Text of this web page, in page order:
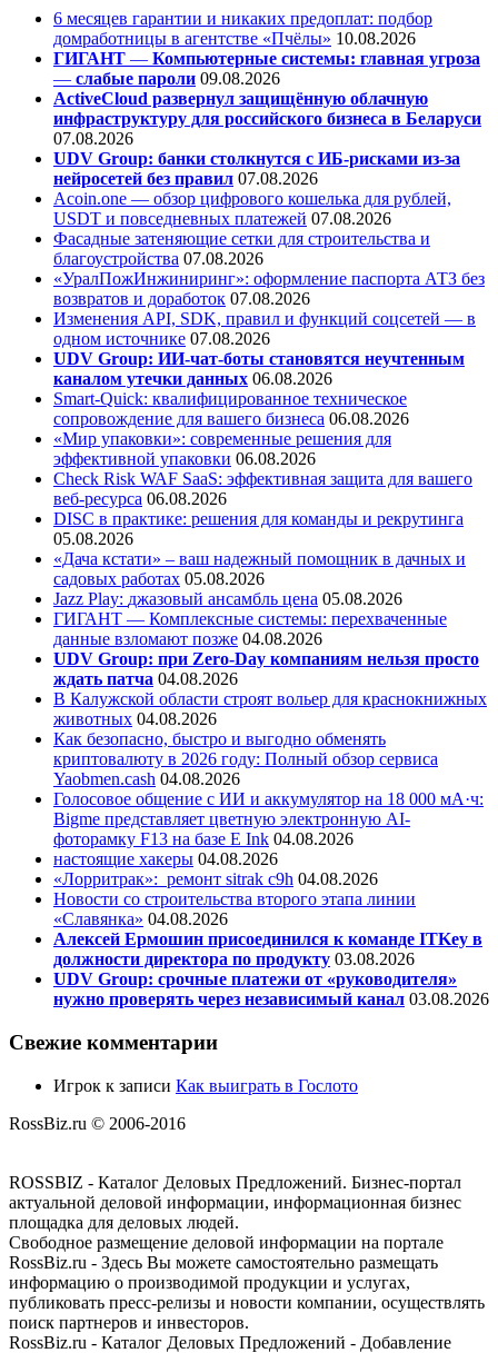
6 месяцев гарантии и никаких предоплат: подбор
домработницы в агентстве «Пчёлы» 10.08.2026
ГИГАНТ — Компьютерные системы: главная угроза
— слабые пароли 09.08.2026
ActiveCloud развернул защищённую облачную
инфраструктуру для российского бизнеса в Беларуси
07.08.2026
UDV Group: банки столкнутся с ИБ-рисками из-за
нейросетей без правил 07.08.2026
Acoin.one — обзор цифрового кошелька для рублей,
USDT и повседневных платежей 07.08.2026
Фасадные затеняющие сетки для строительства и
благоустройства 07.08.2026
«УралПожИнжиниринг»: оформление паспорта АТЗ без
возвратов и доработок 07.08.2026
Изменения API, SDK, правил и функций соцсетей — в
одном источнике 07.08.2026
UDV Group: ИИ-чат-боты становятся неучтенным
каналом утечки данных 06.08.2026
Smart-Quick: квалифицированное техническое
сопровождение для вашего бизнеса 06.08.2026
«Мир упаковки»: современные решения для
эффективной упаковки 06.08.2026
Check Risk WAF SaaS: эффективная защита для вашего
веб-ресурса 06.08.2026
DISC в практике: решения для команды и рекрутинга
05.08.2026
«Дача кстати» – ваш надежный помощник в дачных и
садовых работах 05.08.2026
Jazz Play: джазовый ансамбль цена 05.08.2026
ГИГАНТ — Комплексные системы: перехваченные
данные взломают позже 04.08.2026
UDV Group: при Zero-Day компаниям нельзя просто
ждать патча 04.08.2026
В Калужской области строят вольер для краснокнижных
животных 04.08.2026
Как безопасно, быстро и выгодно обменять
криптовалюту в 2026 году: Полный обзор сервиса
Yaobmen.cash 04.08.2026
Голосовое общение с ИИ и аккумулятор на 18 000 мА·ч:
Bigme представляет цветную электронную AI-
фоторамку F13 на базе E Ink 04.08.2026
настоящие хакеры 04.08.2026
«Лорритрак»: ремонт sitrak c9h 04.08.2026
Новости со строительства второго этапа линии
«Славянка» 04.08.2026
Алексей Ермошин присоединился к команде ITKey в
должности директора по продукту 03.08.2026
UDV Group: срочные платежи от «руководителя»
нужно проверять через независимый канал 03.08.2026
Свежие комментарии
Игрок к записи Как выиграть в Гослото
RossBiz.ru © 2006-2016
ROSSBIZ - Каталог Деловых Предложений. Бизнес-портал
актуальной деловой информации, информационная бизнес
площадка для деловых людей.
Свободное размещение деловой информации на портале
RossBiz.ru - Здесь Вы можете самостоятельно размещать
информацию о производимой продукции и услугах,
публиковать пресс-релизы и новости компании, осуществлять
поиск партнеров и инвесторов.
RossBiz.ru - Каталог Деловых Предложений - Добавление